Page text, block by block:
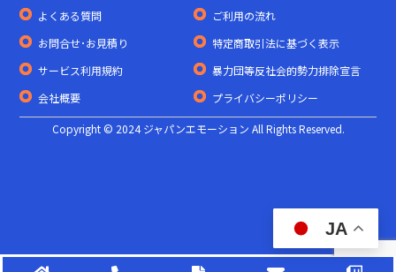
よくある質問
ご利用の流れ
お問合せ･お見積り
特定商取引法に基づく表示
サービス利用規約
暴力団等反社会的勢力排除宣言
会社概要
プライバシーポリシー
Copyright © 2024 ジャパンエモーション All Rights Reserved.
JA